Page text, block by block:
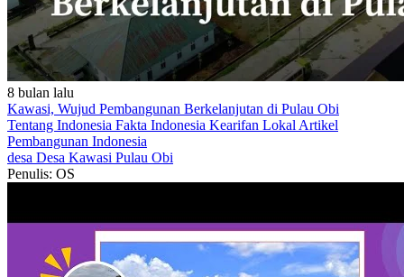
8 bulan lalu
Kawasi, Wujud Pembangunan Berkelanjutan di Pulau Obi
Tentang Indonesia Fakta Indonesia Kearifan Lokal Artikel
Pembangunan Indonesia
desa Desa Kawasi Pulau Obi
Penulis: OS